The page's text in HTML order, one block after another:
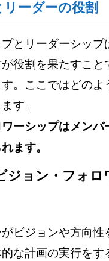
ーダーの役割
とリーダーシップ
役割を果たすこと
。ここではどのよ
す。
ーシップはメンバ
ます。
ジョン・フォロ
ビジョンや方向性
な計画の実行をす